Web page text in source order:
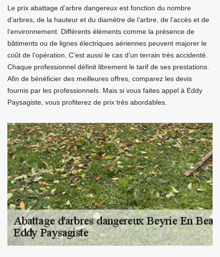
Le prix abattage d’arbre dangereux est fonction du nombre
d’arbres, de la hauteur et du diamètre de l’arbre, de l’accès et de
l’environnement. Différents éléments comme la présence de
bâtiments ou de lignes électriques aériennes peuvent majorer le
coût de l’opération. C’est aussi le cas d’un terrain très accidenté.
Chaque professionnel définit librement le tarif de ses prestations.
Afin de bénéficier des meilleures offres, comparez les devis
fournis par les professionnels. Mais si vous faites appel à Eddy
Paysagiste, vous profiterez de prix très abordables.